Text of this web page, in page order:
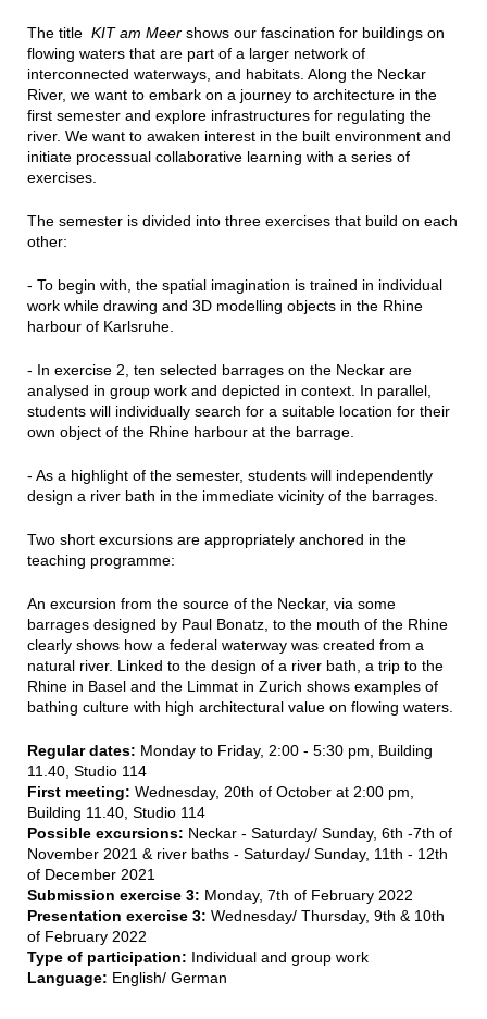
The title KIT am Meershows our fascination for buildings on
flowing waters that are part of a larger network of
interconnected waterways, and habitats. Along the Neckar
River, we want to embark on a journey to architecture in the
first semester and explore infrastructures for regulating the
river. We want to awaken interest in the built environment and
initiate processual collaborative learning with a series of
exercises.
The semester is divided into three exercises that build on each
other:
- To begin with, the spatial imagination is trained in individual
work while drawing and 3D modelling objects in the Rhine
harbour of Karlsruhe.
- In exercise 2, ten selected barrages on the Neckar are
analysed in group work and depicted in context. In parallel,
students will individually search for a suitable location for their
own object of the Rhine harbour at the barrage.
- As a highlight of the semester, students will independently
design a river bath in the immediate vicinity of the barrages.
Two short excursions are appropriately anchored in the
teaching programme:
An excursion from the source of the Neckar, via some
barrages designed by Paul Bonatz, to the mouth of the Rhine
clearly shows how a federal waterway was created from a
natural river. Linked to the design of a river bath, a trip to the
Rhine in Basel and the Limmat in Zurich shows examples of
bathing culture with high architectural value on flowing waters.
Regular dates: Monday to Friday, 2:00 - 5:30 pm, Building
11.40, Studio 114
First meeting: Wednesday, 20th of October at 2:00 pm,
Building 11.40, Studio 114
Possible excursions: Neckar - Saturday/ Sunday, 6th -7th of
November 2021 & river baths - Saturday/ Sunday, 11th - 12th
of December 2021
Submission exercise 3: Monday, 7th of February 2022
Presentation exercise 3: Wednesday/ Thursday, 9th & 10th
of February 2022
Type of participation: Individual and group work
Language: English/ German